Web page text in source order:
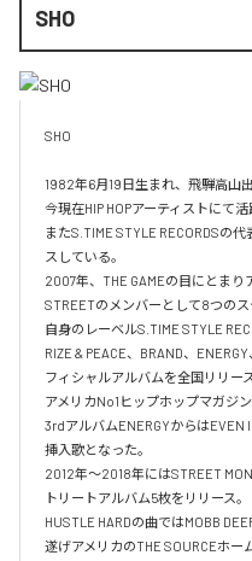
SHO
SHO
1982年6月19日生まれ、飛騨高山
今現在HIP HOPアーティストにて活
またS.TIME STYLE RECORDSの
スしている。
2007年、THE GAMEの目にとまり
STREETのメンバーとして8つのス
自身のレーベルS.TIME STYLE
RIZE & PEACE、BRAND、
フィシャルアルバムを全国リリー
アメリカNo1ヒップホップマガジ
3rdアルバムENERGYからはEVEN
挿入歌となった。
2012年〜2018年にはSTREET
トリートアルバム5枚をリリース。
HUSTLE HARDの曲ではMOBB
遂げアメリカのTHE SOURCEホー